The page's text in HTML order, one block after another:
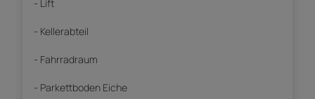
- Lift
- Kellerabteil
- Fahrradraum
- Parkettboden Eiche